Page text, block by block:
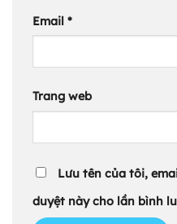
Email *
Trang web
Lưu tên của tôi,
duyệt này cho lần bình